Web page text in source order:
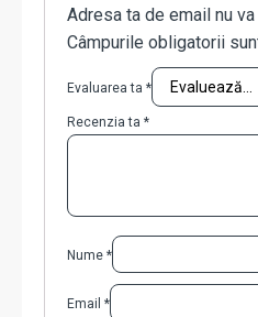
Adresa ta de email nu
Câmpurile obligatorii
Evaluarea ta *
Recenzia ta *
Nume *
Email *